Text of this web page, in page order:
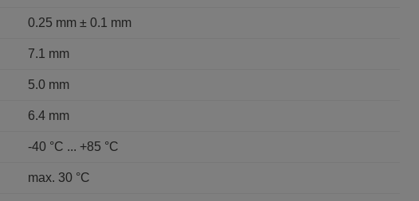
0.25 mm ± 0.1 mm
7.1 mm
5.0 mm
6.4 mm
-40 °C ... +85 °C
max. 30 °C